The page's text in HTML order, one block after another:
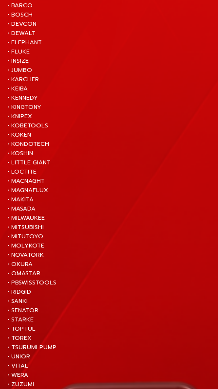
• BARCO
• BOSCH
• DEVCON
• DEWALT
• ELEPHANT
• FLUKE
• INSIZE
• JUMBO
• KARCHER
• KEIBA
• KENNEDY
• KINGTONY
• KNIPEX
• KOBETOOLS
• KOKEN
• KONDOTECH
• KOSHIN
• LITTLE GIANT
• LOCTITE
• MACNAGHT
• MAGNAFLUX
• MAKITA
• MASADA
• MILWAUKEE
• MITSUBISHI
• MITUTOYO
• MOLYKOTE
• NOVATORK
• OKURA
• OMASTAR
• PBSWISSTOOLS
• RIDGID
• SANKI
• SENATOR
• STARKE
• TOPTUL
• TOREX
• TSURUMI PUMP
• UNIOR
• VITAL
• WERA
• ZUZUMI